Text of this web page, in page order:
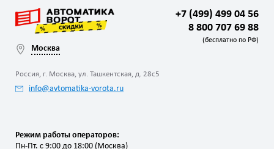
Москва
Россия, г. Москва, ул. Ташкентская, д. 28с5
info@avtomatika-vorota.ru
+7 (499) 499 04 56
8 800 707 69 88
(бесплатно по РФ)
Режим работы операторов:
Пн-Пт. с 9:00 до 18:00 (Москва)